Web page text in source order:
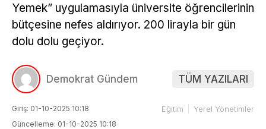
Yemek” uygulamasıyla üniversite öğrencilerinin
bütçesine nefes aldırıyor. 200 lirayla bir gün
dolu dolu geçiyor.
Demokrat Gündem TÜM YAZILARI
Giriş: 01-10-2025 10:18
Güncelleme: 01-10-2025 10:18
Eğitim Yerel Yönetimler